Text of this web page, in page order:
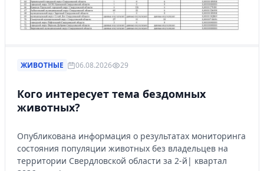
ЖИВОТНЫЕ 06.08.2026 29
Кого интересует тема бездомных
животных?
Опубликована информация о результатах мониторинга
состояния популяции животных без владельцев на
территории Свердловской области за 2-й| квартал